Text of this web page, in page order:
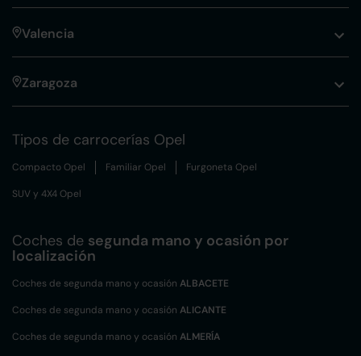
Valencia
Zaragoza
Tipos de carrocerías Opel
Compacto Opel Familiar Opel Furgoneta Opel
SUV y 4X4 Opel
Coches de segunda mano y ocasión por
localización
Coches de segunda mano y ocasión ALBACETE
Coches de segunda mano y ocasión ALICANTE
Coches de segunda mano y ocasión ALMERÍA